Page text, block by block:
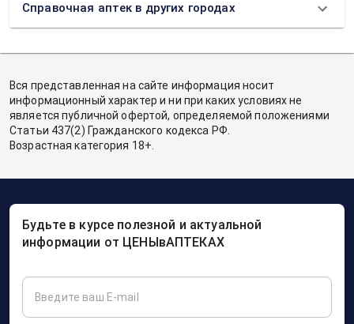
Справочная аптек в других городах
Вся представленная на сайте информация носит
информационный характер и ни при каких условиях не
является публичной офертой, определяемой положениями
Статьи 437(2) Гражданского кодекса РФ.
Возрастная категория 18+.
Будьте в курсе полезной и актуальной
информации от ЦЕНЫвАПТЕКАХ